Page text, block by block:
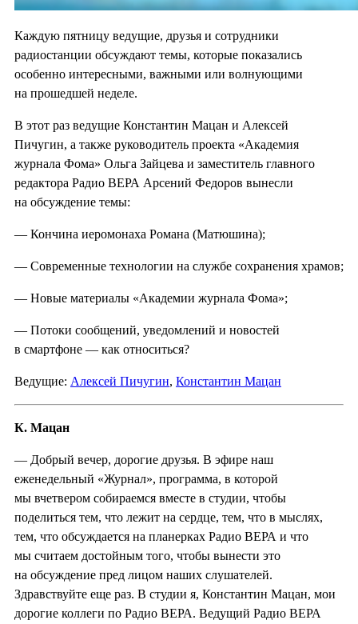
Каждую пятницу ведущие, друзья и сотрудники
радиостанции обсуждают темы, которые показались
особенно интересными, важными или волнующими
на прошедшей неделе.
В этот раз ведущие Константин Мацан и Алексей
Пичугин, а также руководитель проекта «Академия
журнала Фома» Ольга Зайцева и заместитель главного
редактора Радио ВЕРА Арсений Федоров вынесли
на обсуждение темы:
— Кончина иеромонаха Романа (Матюшина);
— Современные технологии на службе сохранения храмов;
— Новые материалы «Академии журнала Фома»;
— Потоки сообщений, уведомлений и новостей
в смартфоне — как относиться?
Ведущие: Алексей Пичугин, Константин Мацан
К. Мацан
— Добрый вечер, дорогие друзья. В эфире наш
еженедельный «Журнал», программа, в которой
мы вчетвером собираемся вместе в студии, чтобы
поделиться тем, что лежит на сердце, тем, что в мыслях,
тем, что обсуждается на планерках Радио ВЕРА и что
мы считаем достойным того, чтобы вынести это
на обсуждение пред лицом наших слушателей.
Здравствуйте еще раз. В студии я, Константин Мацан, мои
дорогие коллеги по Радио ВЕРА. Ведущий Радио ВЕРА